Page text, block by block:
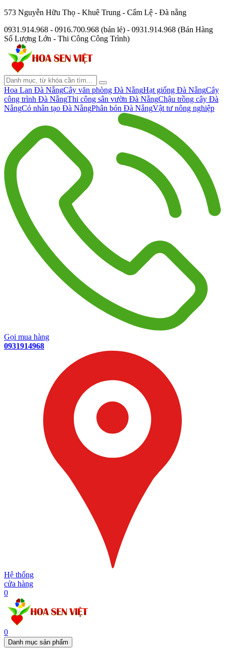
573 Nguyễn Hữu Thọ - Khuê Trung - Cẩm Lệ - Đà nẵng
0931.914.968 - 0916.700.968 (bán lẻ) - 0931.914.968 (Bán Hàng
Số Lượng Lớn - Thi Công Công Trình)
Hoa Lan Đà NẵngCây văn phòng Đà NẵngHạt giống Đà NẵngCây
công trình Đà NẵngThi công sân vườn Đà NẵngChậu trồng cây Đà
NẵngCỏ nhân tạo Đà NẵngPhân bón Đà NẵngVật tư nông nghiệp
Gọi mua hàng
0931914968
Hệ thống
cửa hàng
0
0
Danh mục sản phẩm